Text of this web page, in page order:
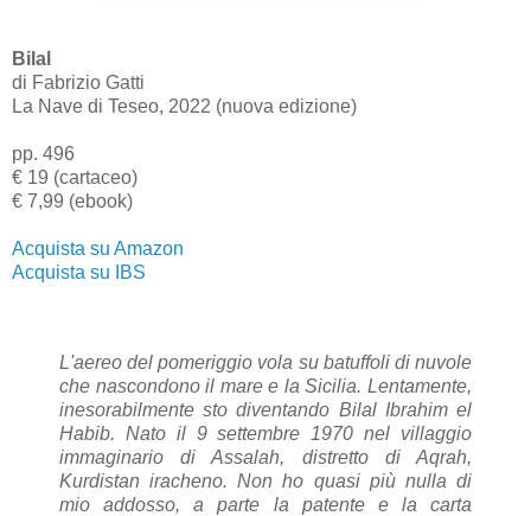
Bilal
di Fabrizio Gatti
La Nave di Teseo, 2022 (nuova edizione)
pp. 496
€ 19 (cartaceo)
€ 7,99 (ebook)
Acquista su Amazon
Acquista su IBS
L'aereo del pomeriggio vola su batuffoli di nuvole
che nascondono il mare e la Sicilia. Lentamente,
inesorabilmente sto diventando Bilal Ibrahim el
Habib. Nato il 9 settembre 1970 nel villaggio
immaginario di Assalah, distretto di Aqrah,
Kurdistan iracheno. Non ho quasi più nulla di
mio addosso, a parte la patente e la carta